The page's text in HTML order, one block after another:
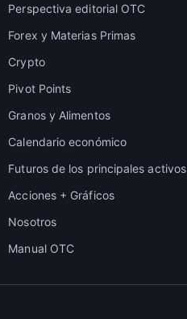
Perspectiva editorial OTC
Forex y Materias Primas
Crypto
Pivot Points
Granos y Alimentos
Calendario económico
Futuros de los principales activos
Acciones + Gráficos
Nosotros
Manual OTC